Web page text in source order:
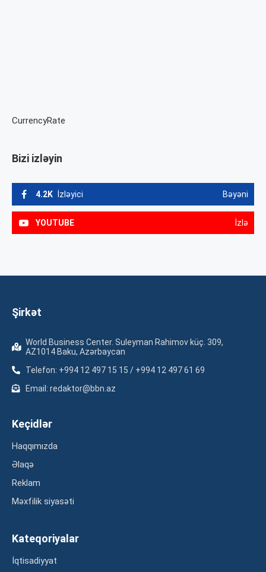
CurrencyRate
Bizi izləyin
4.2K İzləyici Bəyəni
YOUTUBE İzlə
Şirkət
World Business Center. Suleyman Rahimov küç. 309,
AZ1014 Baku, Azərbaycan
Telefon: +994 12 497 15 15 / +994 12 497 61 69
Email: redaktor@bbn.az
Keçidlər
Haqqımızda
Əlaqə
Reklam
Məxfilik siyasəti
Kateqoriyalar
İqtisadiyyat